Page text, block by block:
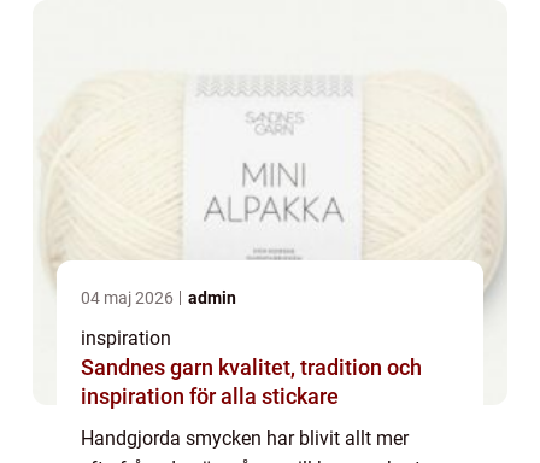
04 maj 2026 admin
inspiration
Sandnes garn kvalitet, tradition och
inspiration för alla stickare
Handgjorda smycken har blivit allt mer